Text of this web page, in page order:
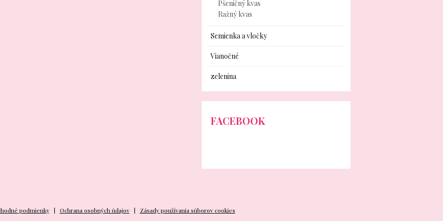
Pšeničný kvas
Ražný kvas
Semienka a vločky
Vianočné
zelenina
FACEBOOK
podmienky Ochrana osobných údajov Zásady používania súborov cookies